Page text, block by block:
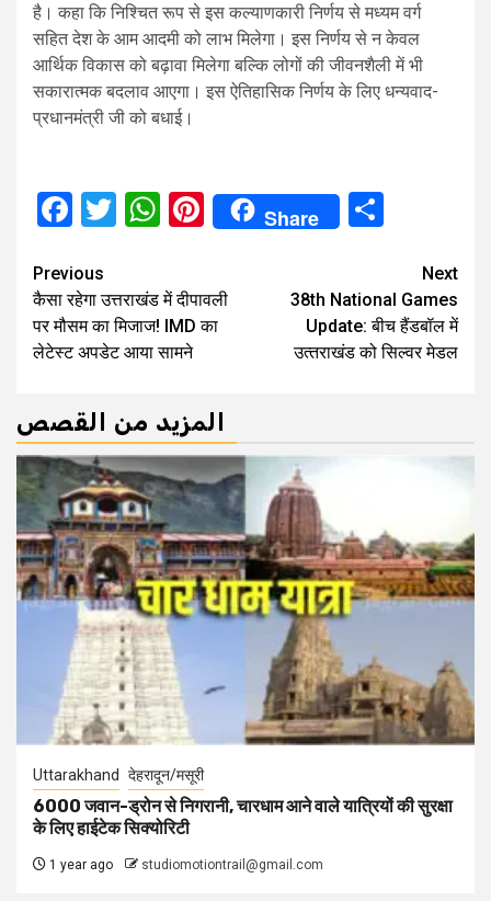
है। कहा कि निश्चित रूप से इस कल्याणकारी निर्णय से मध्यम वर्ग
सहित देश के आम आदमी को लाभ मिलेगा। इस निर्णय से न केवल
आर्थिक विकास को बढ़ावा मिलेगा बल्कि लोगों की जीवनशैली में भी
सकारात्मक बदलाव आएगा। इस ऐतिहासिक निर्णय के लिए धन्यवाद-
प्रधानमंत्री जी को बधाई।
Facebook
TwitterWhatsApp
Pinterest
Share
Continue
Reading
Previous
कैसा रहेगा उत्तराखंड में दीपावली
पर मौसम का मिजाज! IMD का
लेटेस्ट अपडेट आया सामने
Next
38th National Games
Update: बीच हैंडबॉल में
उत्‍तराखंड को सिल्‍वर मेडल
المزيد من القصص
Uttarakhand देहरादून/मसूरी
6000 जवान-ड्रोन से निगरानी, चारधाम आने वाले यात्रियों की सुरक्षा
के लिए हाईटेक सिक्योरिटी
1 year ago studiomotiontrail@gmail.com